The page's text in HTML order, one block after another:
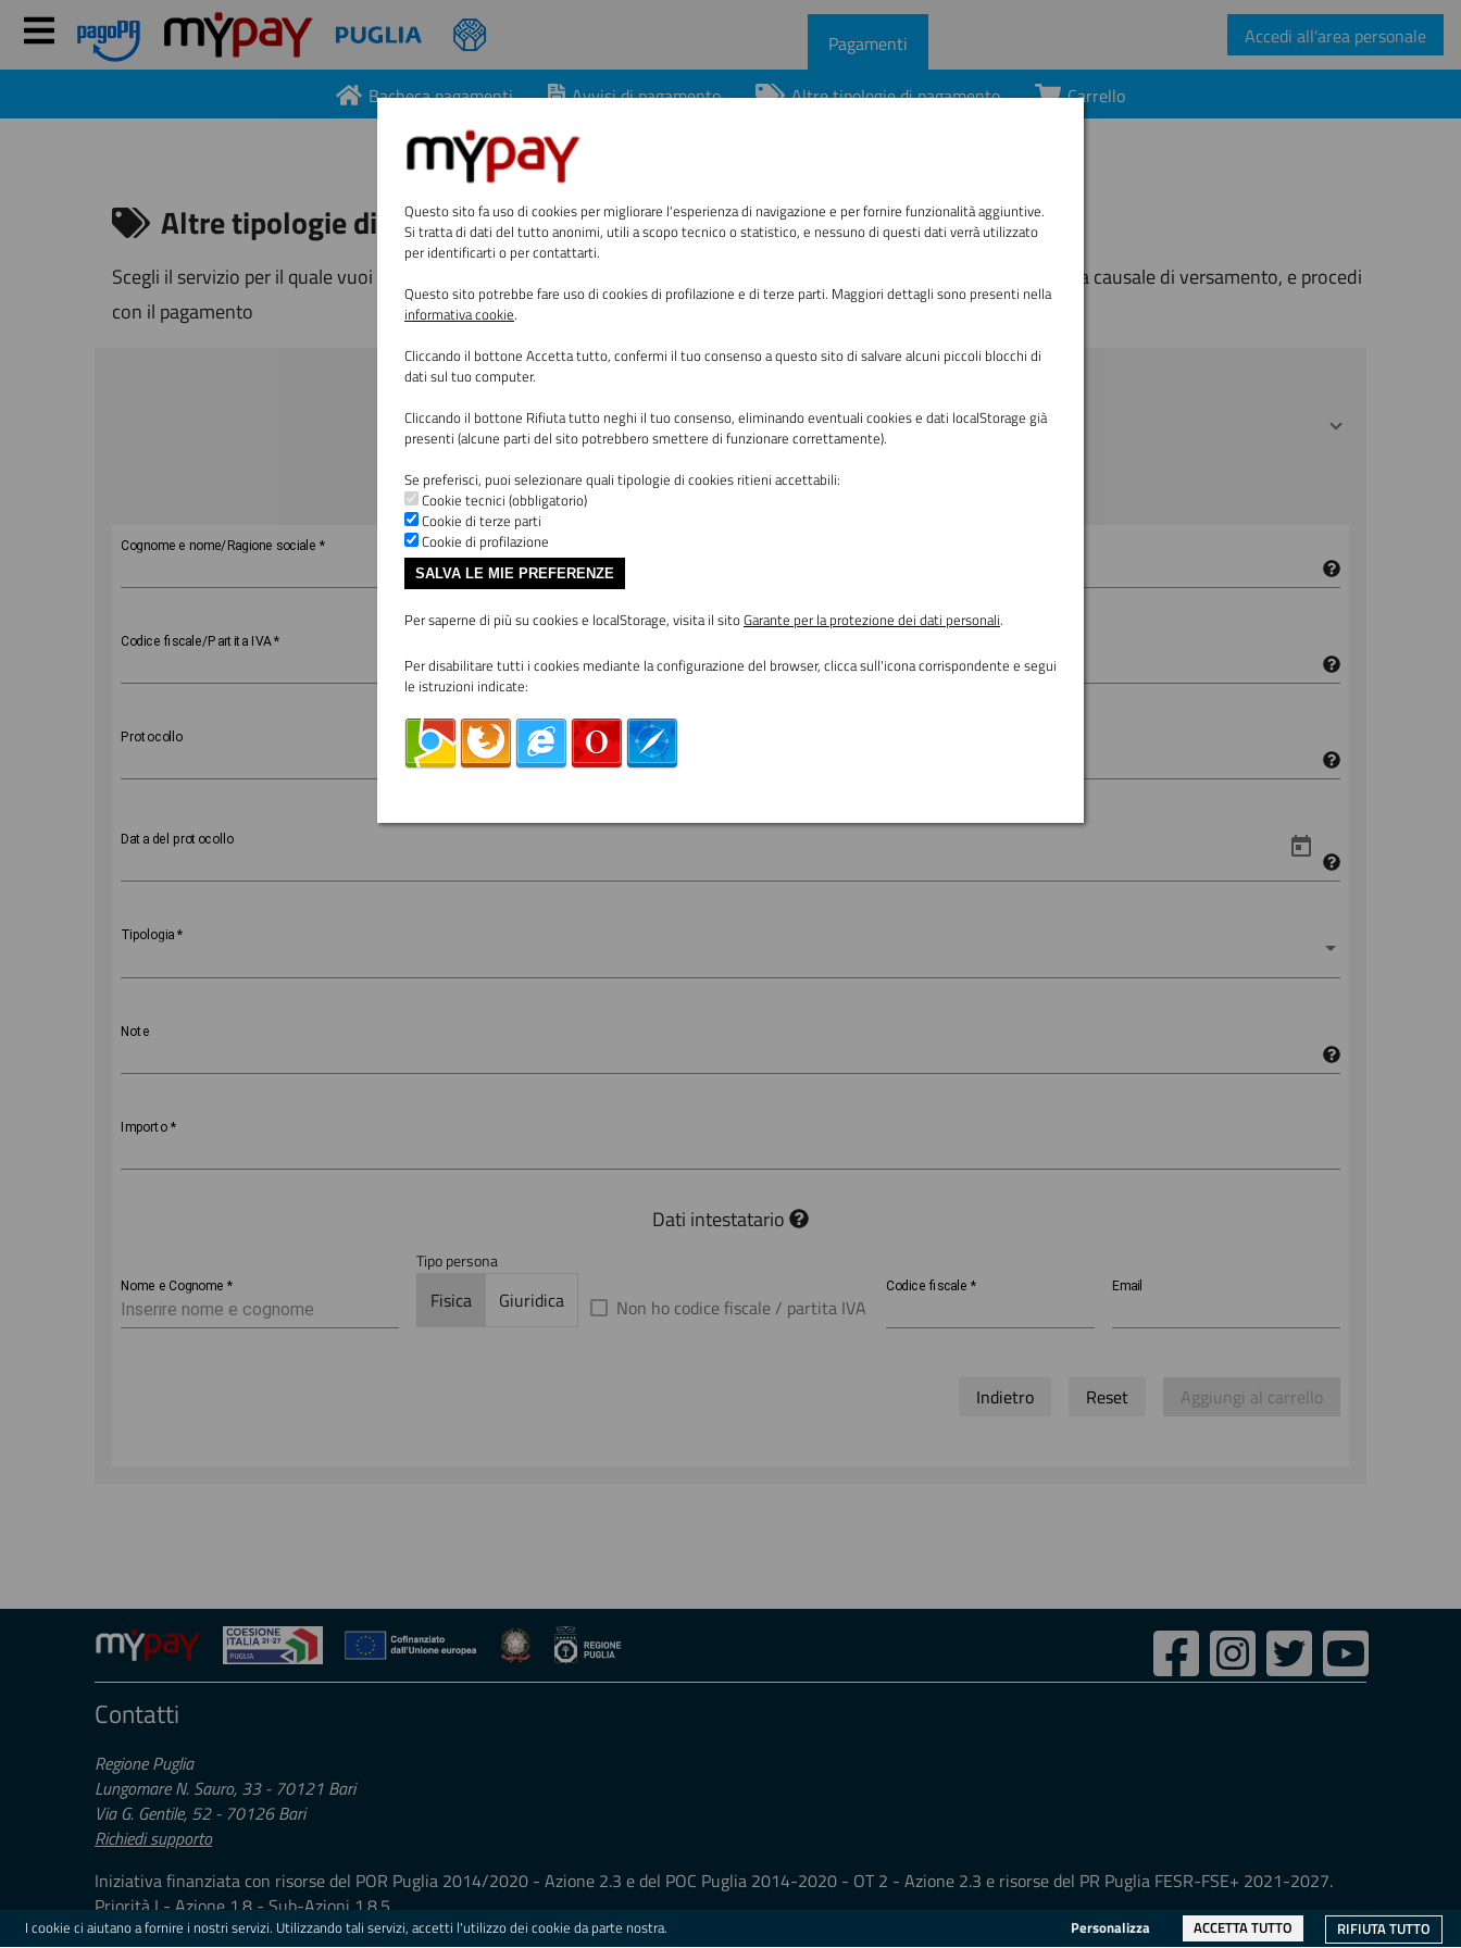
Pagamenti Accedi all'area personale
Bacheca pagamenti Avvisi di pagamento Altre tipologie di pagamento Carrello
Altre tipologie di pagamento
Scegli il servizio per il quale vuoi effettuare il pagamento, compila i campi richiesti, che saranno utilizzati per comporre la causale di versamento, e procedi
con il pagamento
Pagamento Dovuto: SUE Diritti di segreteria
Cognome e nome/Ragione sociale *
Codice fiscale/Partita IVA *
Protocollo
del
Data del protocollo
Tipologia*
Note
Importo
Importo*
Dati intestatario
Anagrafica
Nome e Cognome *
Tipo persona
Fisica Giuridica Non ho codice fiscale / partita IVA
Codice
Codice fiscale *
Email
Email
Indietro Reset Aggiungi al carrello
Seguici
Facebook InstagramTwitter
Contatti
Regione Puglia
Lungomare N. Sauro, 33 - 70121 Bari
Via G. Gentile, 52 - 70126 Bari
Richiedi supporto
Iniziativa finanziata con risorse del POR Puglia 2014/2020 - Azione 2.3 e del POC Puglia 2014-2020 - OT 2 - Azione 2.3 e risorse del PR Puglia FESR-FSE+ 2021-2027.
Priorità I - Azione 1.8 - Sub-Azioni 1.8.5
Questo sito fa uso di cookies per migliorare l'esperienza di navigazione e per fornire funzionalità aggiuntive.
Si tratta di dati del tutto anonimi, utili a scopo tecnico o statistico, e nessuno di questi dati verrà utilizzato
per identificarti o per contattarti.
Questo sito potrebbe fare uso di cookies di profilazione e di terze parti. Maggiori dettagli sono presenti nella
informativa cookie.
Cliccando il bottone Accetta tutto, confermi il tuo consenso a questo sito di salvare alcuni piccoli blocchi di
dati sul tuo computer.
Cliccando il bottone Rifiuta tutto neghi il tuo consenso, eliminando eventuali cookies e dati localStorage già
presenti (alcune parti del sito potrebbero smettere di funzionare correttamente).
Se preferisci, puoi selezionare quali tipologie di cookies ritieni accettabili:
Cookie tecnici (obbligatorio)
Cookie di terze parti
Cookie di profilazione
SALVA LE MIE PREFERENZE
Per saperne di più su cookies e localStorage, visita il sitoGarante per la protezione dei dati personali.
Per disabilitare tutti i cookies mediante la configurazione del browser, clicca sull'icona corrispondente e segui
le istruzioni indicate:
I cookie ci aiutano a fornire i nostri servizi. Utilizzando tali servizi, accetti l'utilizzo dei cookie da parte nostra. RIFIUTA TUTTO
ACCETTA TUTTO
Personalizza